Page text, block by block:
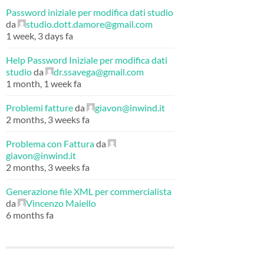
Password iniziale per modifica dati studio
da
studio.dott.damore@gmail.com
1 week, 3 days fa
Help Password Iniziale per modifica dati
studioda
dr.ssavega@gmail.com
1 month, 1 week fa
Problemi fattureda
giavon@inwind.it
2 months, 3 weeks fa
Problema con Fatturada
giavon@inwind.it
2 months, 3 weeks fa
Generazione file XML per commercialista
da
Vincenzo Maiello
6 months fa